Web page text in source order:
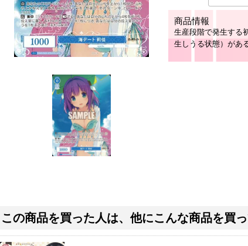
商品情報
生産段階で発生する
生しうる状態）があ
この商品を買った人は、他にこんな商品を買